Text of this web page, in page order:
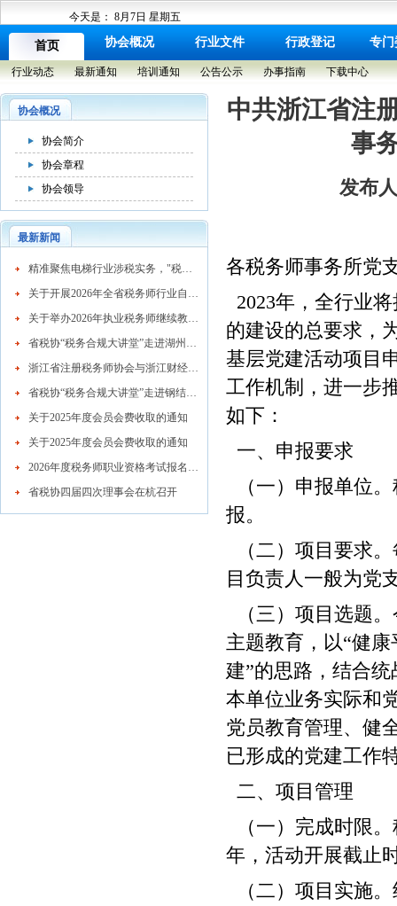
今天是： 8月7日 星期五
首页 协会概况 行业文件 行政登记 专门
行业动态 最新通知 培训通知 公告公示 办事指南 下载中心
协会概况
协会简介
协会章程
协会领导
最新新闻
​精准聚焦电梯行业涉税实务，"税务合规大讲堂"走进湖州市电梯行业协会
关于开展2026年全省税务师行业自律检查工作的通知
关于举办2026年执业税务师继续教育网络培训班的通知
省税协“税务合规大讲堂”走进湖州混凝土行业
浙江省注册税务师协会与浙江财经大学续签战略合作协议 共育高素质税务人才
省税协“税务合规大讲堂”走进钢结构行业协会精准赋能企业高质量发展
关于2025年度会员会费收取的通知
关于2025年度会员会费收取的通知
2026年度税务师职业资格考试报名公告
省税协四届四次理事会在杭召开
中共浙江省注
事
发布
各税务师事务所党
2023年，全行业
的建设的总要求，
基层党建活动项目
工作机制，进一步
如下：
一、申报要求
（一）申报单位
报。
（二）项目要求
目负责人一般为党
（三）项目选题
主题教育，以“健
建”的思路，结合
本单位业务实际和
党员教育管理、健
已形成的党建工作
二、项目管理
（一）完成时限
年，活动开展截止
（二）项目实施